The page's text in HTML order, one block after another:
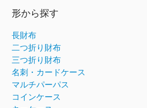
形から探す
長財布
二つ折り財布
三つ折り財布
名刺・カードケース
マルチパーパス
コインケース